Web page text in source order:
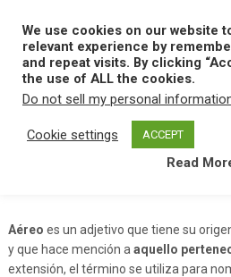
content
MENU
Home A Aereo
Aéreo es un adjetivo que tiene su
y que hace mención a aquello
extensión, el término se utiliza para
We use cookies on our website
relevant experience by
and repeat visits. By clicking
the use of ALL the cookies.
Do not sell my personal
Cookie settings ACCEPT
Read